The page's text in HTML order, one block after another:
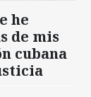
he
de mis
cubana